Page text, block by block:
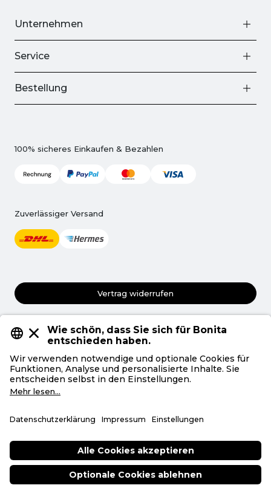
Unternehmen
Service
Bestellung
100% sicheres Einkaufen & Bezahlen
Zuverlässiger Versand
Vertrag widerrufen
AGB
Datenschutz
Privatsphäre
Deutsch